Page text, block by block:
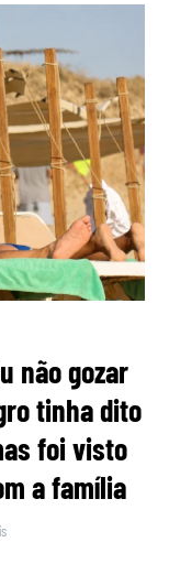
não gozar
tinha dito
foi visto
a família